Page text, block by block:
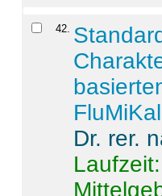
42.
FluMiKal
Dr. rer.